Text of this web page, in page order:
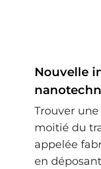
Nouvelle
Trouver
moitié du
appelée
en